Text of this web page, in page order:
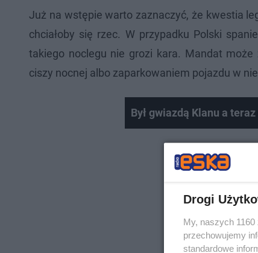
Już na wstępie warto zaznaczyć, że kwestia
chciałoby się rzec. W przypadku Polski
takiego noclegu nie grozi kara. Mandat może
ciszy nocnej albo zaparkowaniem pojazdu w
Był gwiazdą Klanu a
Drogi
My, naszych
przechowujemy
standardowe